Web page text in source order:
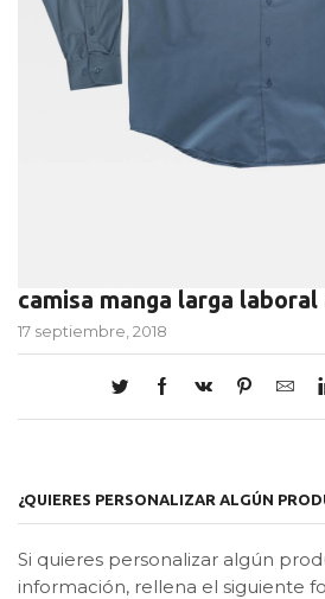
camisa manga larga
17 septiembre, 2018
¿QUIERES PERSONALIZAR ALGÚN
Si quieres personalizar algún
información, rellena el siguiente